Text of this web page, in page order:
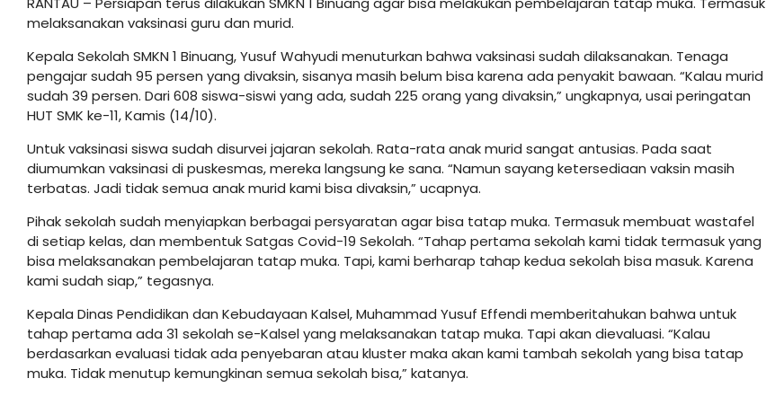
melaksanakan vaksinasi guru dan murid.
Kepala Sekolah SMKN 1 Binuang, Yusuf Wahyudi menuturkan bahwa vaksinasi sudah dilaksanakan. Tenaga
pengajar sudah 95 persen yang divaksin, sisanya masih belum bisa karena ada penyakit bawaan. “Kalau murid
sudah 39 persen. Dari 608 siswa-siswi yang ada, sudah 225 orang yang divaksin,” ungkapnya, usai peringatan
HUT SMK ke-11, Kamis (14/10).
Untuk vaksinasi siswa sudah disurvei jajaran sekolah. Rata-rata anak murid sangat antusias. Pada saat
diumumkan vaksinasi di puskesmas, mereka langsung ke sana. “Namun sayang ketersediaan vaksin masih
terbatas. Jadi tidak semua anak murid kami bisa divaksin,” ucapnya.
Pihak sekolah sudah menyiapkan berbagai persyaratan agar bisa tatap muka. Termasuk membuat wastafel
di setiap kelas, dan membentuk Satgas Covid-19 Sekolah. “Tahap pertama sekolah kami tidak termasuk yang
bisa melaksanakan pembelajaran tatap muka. Tapi, kami berharap tahap kedua sekolah bisa masuk. Karena
kami sudah siap,” tegasnya.
Kepala Dinas Pendidikan dan Kebudayaan Kalsel, Muhammad Yusuf Effendi memberitahukan bahwa untuk
tahap pertama ada 31 sekolah se-Kalsel yang melaksanakan tatap muka. Tapi akan dievaluasi. “Kalau
berdasarkan evaluasi tidak ada penyebaran atau kluster maka akan kami tambah sekolah yang bisa tatap
muka. Tidak menutup kemungkinan semua sekolah bisa,” katanya.